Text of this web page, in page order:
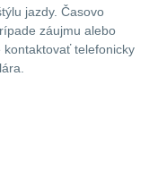
jazdy. Časovo
záujmu alebo
telefonicky